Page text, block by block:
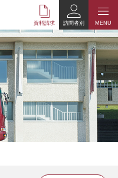
資料請求 MENU
訪問者別